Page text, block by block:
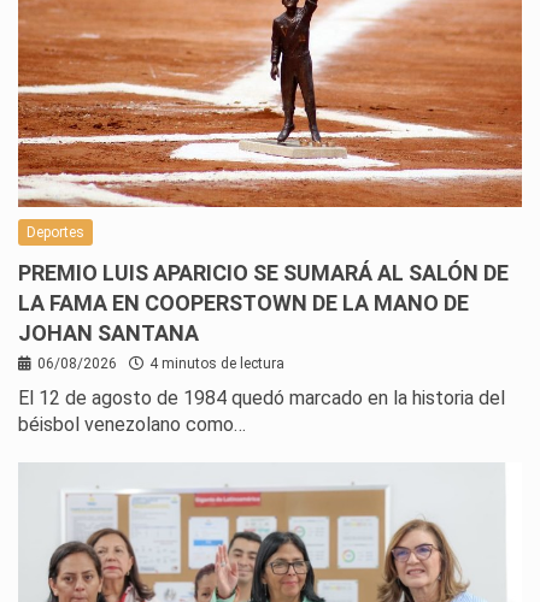
Deportes
PREMIO LUIS APARICIO SE SUMARÁ AL SALÓN DE
LA FAMA EN COOPERSTOWN DE LA MANO DE
JOHAN SANTANA
06/08/2026 4 minutos de lectura
El 12 de agosto de 1984 quedó marcado en la historia del
béisbol venezolano como…